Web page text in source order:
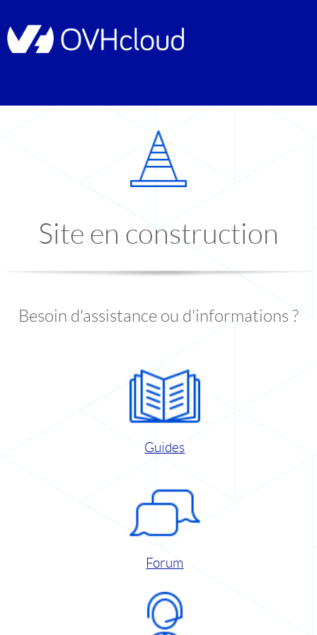
Site en construction
Besoin d'assistance ou d'informations ?
Guides
Forum